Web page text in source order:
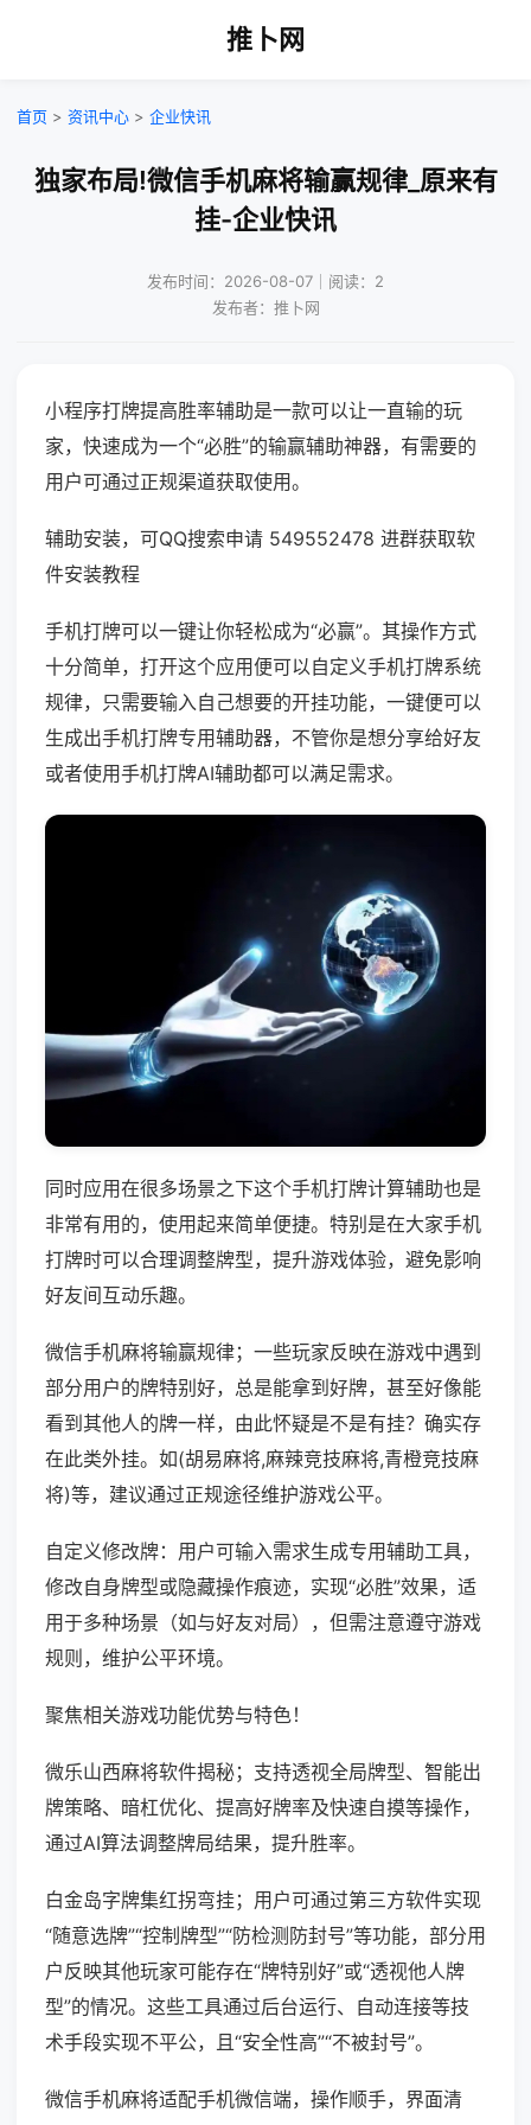
推卜网
首页 > 资讯中心 > 企业快讯
独家布局!微信手机麻将输赢规律_原来有
挂-企业快讯
发布时间：2026-08-07｜阅读：2
发布者：推卜网
小程序打牌提高胜率辅助是一款可以让一直输的玩
家，快速成为一个“必胜”的输赢辅助神器，有需要的
用户可通过正规渠道获取使用。
辅助安装，可QQ搜索申请 549552478 进群获取软
件安装教程
手机打牌可以一键让你轻松成为“必赢”。其操作方式
十分简单，打开这个应用便可以自定义手机打牌系统
规律，只需要输入自己想要的开挂功能，一键便可以
生成出手机打牌专用辅助器，不管你是想分享给好友
或者使用手机打牌AI辅助都可以满足需求。
同时应用在很多场景之下这个手机打牌计算辅助也是
非常有用的，使用起来简单便捷。特别是在大家手机
打牌时可以合理调整牌型，提升游戏体验，避免影响
好友间互动乐趣。
微信手机麻将输赢规律；一些玩家反映在游戏中遇到
部分用户的牌特别好，总是能拿到好牌，甚至好像能
看到其他人的牌一样，由此怀疑是不是有挂？确实存
在此类外挂。如(胡易麻将,麻辣竞技麻将,青橙竞技麻
将)等，建议通过正规途径维护游戏公平。
自定义修改牌：用户可输入需求生成专用辅助工具，
修改自身牌型或隐藏操作痕迹，实现“必胜”效果，适
用于多种场景（如与好友对局），但需注意遵守游戏
规则，维护公平环境。
聚焦相关游戏功能优势与特色！
微乐山西麻将软件揭秘；支持透视全局牌型、智能出
牌策略、暗杠优化、提高好牌率及快速自摸等操作，
通过AI算法调整牌局结果，提升胜率。
白金岛字牌集红拐弯挂；用户可通过第三方软件实现
“随意选牌”“控制牌型”“防检测防封号”等功能，部分用
户反映其他玩家可能存在“牌特别好”或“透视他人牌
型”的情况。这些工具通过后台运行、自动连接等技
术手段实现不平公，且“安全性高”“不被封号”。
微信手机麻将适配手机微信端，操作顺手，界面清